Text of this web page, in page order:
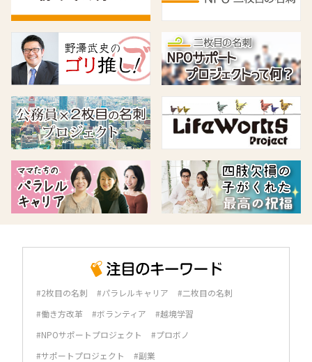
#2枚目の名刺 #パラレルキャリア
#二枚目の名刺
#働き方改革
#ボランティア
#越境学習
#NPOサポートプロジェクト
#プロボノ
#サポートプロジェクト
#副業